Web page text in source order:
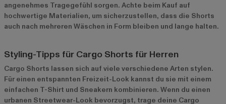
angenehmes Tragegefühl sorgen. Achte beim Kauf auf
hochwertige Materialien, um sicherzustellen, dass die Shorts
auch nach mehreren Wäschen in Form bleiben und lange halten.
Styling-Tipps für Cargo Shorts für Herren
Cargo Shorts lassen sich auf viele verschiedene Arten stylen.
Für einen entspannten Freizeit-Look kannst du sie mit einem
einfachen T-Shirt und Sneakern kombinieren. Wenn du einen
urbanen Streetwear-Look bevorzugst, trage deine Cargo